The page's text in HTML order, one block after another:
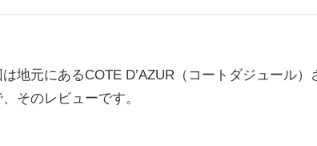
地元にあるCOTE D’AZUR（コートダジュール）
そのレビューです。